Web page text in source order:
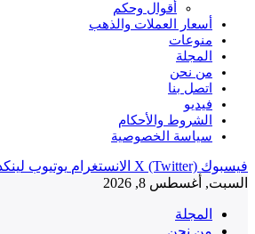
أقوال وحكم
أسعار العملات والذهب
منوعات
المجلة
من نحن
اتصل بنا
فيديو
الشروط والأحكام
سياسة الخصوصية
فيسبوك X (Twitter) الانستغرام يوتيوب
السبت, أغسطس 8, 2026
المجلة
من نحن